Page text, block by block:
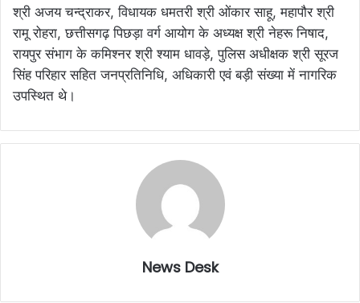
श्री अजय चन्द्राकर, विधायक धमतरी श्री ओंकार साहू, महापौर श्री
रामू रोहरा, छत्तीसगढ़ पिछड़ा वर्ग आयोग के अध्यक्ष श्री नेहरू निषाद,
रायपुर संभाग के कमिश्नर श्री श्याम धावड़े, पुलिस अधीक्षक श्री सूरज
सिंह परिहार सहित जनप्रतिनिधि, अधिकारी एवं बड़ी संख्या में नागरिक
उपस्थित थे।
News Desk